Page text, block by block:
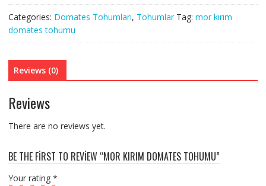
Categories: Domates Tohumları, Tohumlar Tag: mor kırım
domates tohumu
Reviews (0)
Reviews
There are no reviews yet.
BE THE FIRST TO REVIEW “MOR KIRIM DOMATES TOHUMU”
Your rating *